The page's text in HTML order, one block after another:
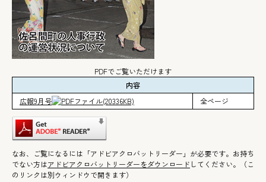
PDFでご覧いただけます
内容
広報9月号
(20336KB) 全ページ
なお、ご覧になるには「アドビアクロバットリーダー」が必要です。お持ち
でない方はアドビアクロバットリーダーをダウンロード してください。（こ
のリンクは別ウィンドウで開きます）